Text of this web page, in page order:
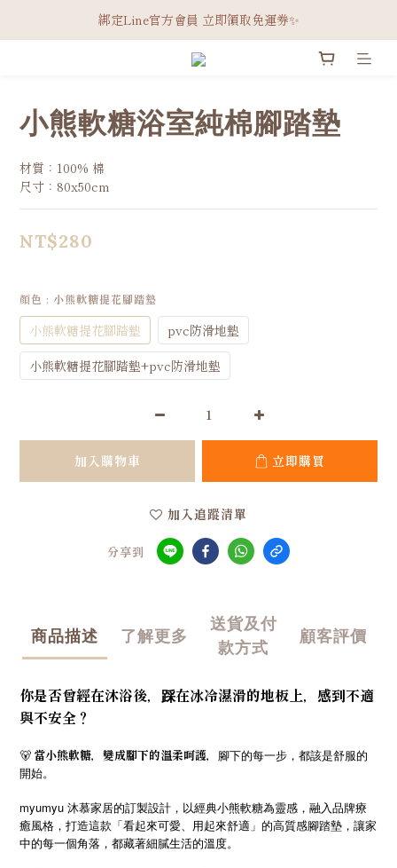
綁定Line官方會員 立即領取免運券✨
綁定Line官方會員 立即領取免運券✨
會員限定｜超商/宅配滿3000免運
綁定Line官方會員 立即領取免運券✨
小熊軟糖浴室純棉腳踏墊
材質：100% 棉
尺寸：80x50cm
NT$280
顏色 : 小熊軟糖提花腳踏墊
小熊軟糖提花腳踏墊
pvc防滑地墊
小熊軟糖提花腳踏墊+pvc防滑地墊
加入購物車 立即購買
加入追蹤清單
分享到
商品描述 了解更多
送貨及付
款方式
顧客評價
你是否曾經在沐浴後，踩在冰冷濕滑的地板上，感到不適
與不安全？
🐻 當小熊軟糖，變成腳下的溫柔呵護， 腳下的每一步，都該是舒服的
開始。
myumyu 沐慕家居的訂製設計，以經典小熊軟糖為靈感，融入品牌療
癒風格，打造這款「看起來可愛、用起來舒適」的高質感腳踏墊，讓家
中的每一個角落，都藏著細膩生活的溫度。